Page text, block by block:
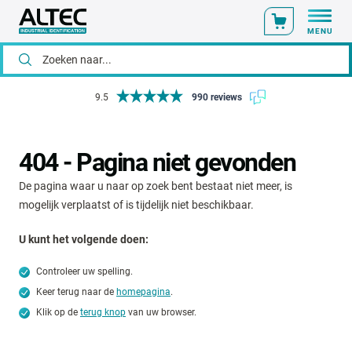
MENU
9.5 990 reviews
404 - Pagina niet gevonden
De pagina waar u naar op zoek bent bestaat niet meer, is
mogelijk verplaatst of is tijdelijk niet beschikbaar.
U kunt het volgende doen:
Controleer uw spelling.
Keer terug naar de homepagina.
Klik op de terug knop van uw browser.